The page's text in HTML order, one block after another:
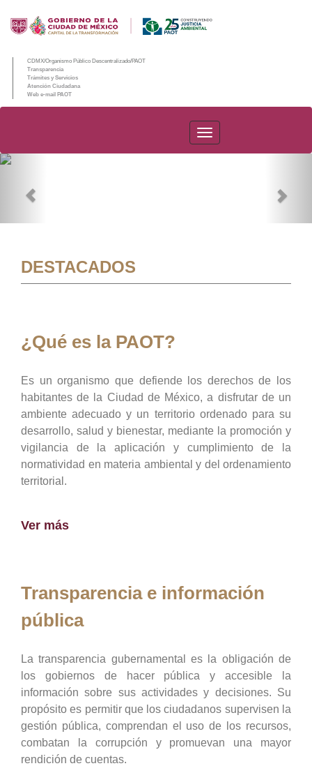
CDMX/Organismo Público Descentralizado/PAOT
Transparencia
Trámites y Servicios
Atención Ciudadana
Web e-mail PAOT
PAOT
DESTACADOS
¿Qué es la PAOT?
Es un organismo que defiende los derechos de los
habitantes de la Ciudad de México, a disfrutar de un
ambiente adecuado y un territorio ordenado para su
desarrollo, salud y bienestar, mediante la promoción y
vigilancia de la aplicación y cumplimiento de la
normatividad en materia ambiental y del ordenamiento
territorial.
Ver más
Transparencia e información
pública
La transparencia gubernamental es la obligación de
los gobiernos de hacer pública y accesible la
información sobre sus actividades y decisiones. Su
propósito es permitir que los ciudadanos supervisen la
gestión pública, comprendan el uso de los recursos,
combatan la corrupción y promuevan una mayor
rendición de cuentas.